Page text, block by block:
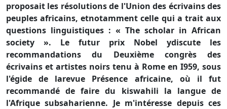
proposait les résolutions de l'Union des écrivains des
peuples africains, etnotamment celle qui a trait aux
questions linguistiques : « The scholar in African
society ». Le futur prix Nobel ydiscute les
recommandations du Deuxième congrès des
écrivains et artistes noirs tenu à Rome en I959, sous
l'égide de larevue Présence africaine, où il fut
recommandé de faire du kiswahili la langue de
l'Afrique subsaharienne. Je m'intéresse depuis ces